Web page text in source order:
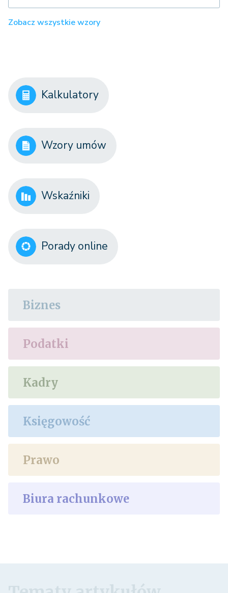
Zobacz wszystkie wzory
Kalkulatory
Wzory umów
Wskaźniki
Porady online
Biznes
Podatki
Kadry
Księgowość
Prawo
Biura rachunkowe